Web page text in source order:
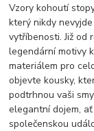
Vzory kohoutí
který nikdy
vytříbenosti. Již od
legendární motivy
materiálem pro
objevte kousky,
podtrhnou vaši
elegantní dojem,
společenskou